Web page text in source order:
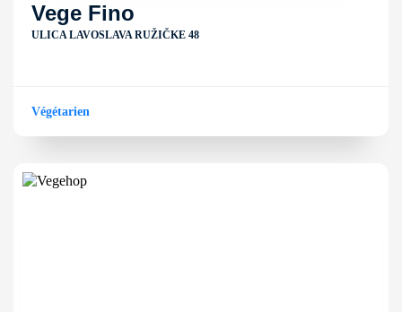
Vege Fino
ULICA LAVOSLAVA RUŽIČKE 48
Végétarien